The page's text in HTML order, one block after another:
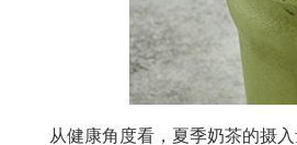
从健康角度看，夏季奶茶的摄入